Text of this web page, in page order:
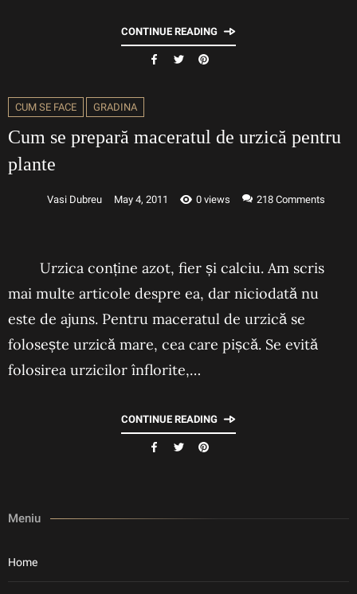
CONTINUE READING
CUM SE FACE GRADINA
Cum se prepară maceratul de urzică pentru
plante
Vasi Dubreu May 4, 2011 0 views 218 Comments
Urzica conține azot, fier și calciu. Am scris
mai multe articole despre ea, dar niciodată nu
este de ajuns. Pentru maceratul de urzică se
folosește urzică mare, cea care pișcă. Se evită
folosirea urzicilor înflorite,…
CONTINUE READING
Meniu
Home